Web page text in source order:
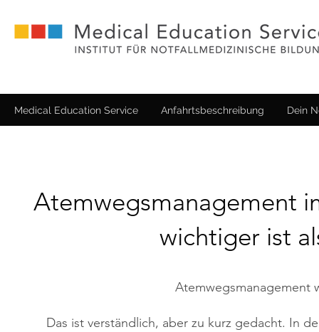
Medical Education Service Anfahrtsbeschreibung Dein
Atemwegsmanagement
wichtiger ist
Atemwegsmanagement
Das ist verständlich, aber zu kurz gedacht. In